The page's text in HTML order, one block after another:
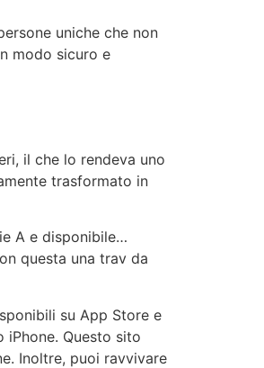
uniche che non
modo sicuro e
il che lo rendeva uno
trasformato in
A e disponibile…
questa una trav da
su App Store e
Questo sito
Inoltre, puoi ravvivare